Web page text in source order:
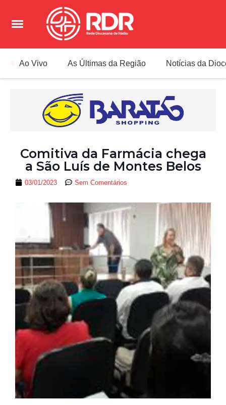
Ao Vivo As Últimas da Região Notícias da
Comitiva da Farmácia chega
a São Luís de Montes Belos
03/01/2023 Sem Comentários